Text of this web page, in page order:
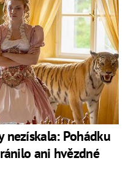
nezískala: Pohádku
ani hvězdné